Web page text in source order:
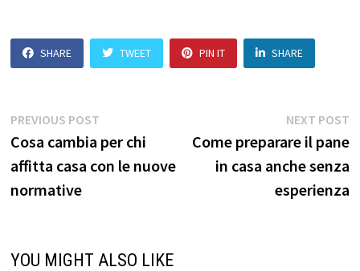
SHARE TWEET PIN IT SHARE
Navigazione
articoli
PREVIOUS POSTPrevious
post:
Cosa cambia per chi
affitta casa con le nuove
normative
NEXT POST
Come preparare il pane
in casa anche senza
esperienza
YOU MIGHT ALSO LIKE